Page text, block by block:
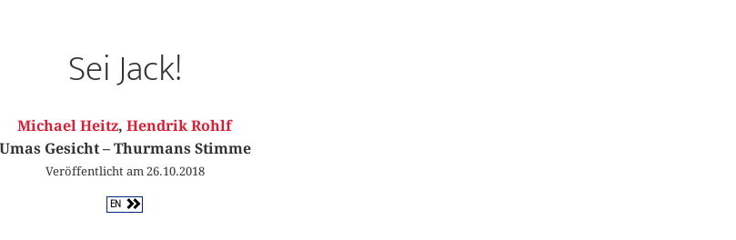
Sei Jack!
Michael Heitz, Hendrik Rohlf
Umas Gesicht – Thurmans Stimme
Veröffentlicht am 26.10.2018
EN